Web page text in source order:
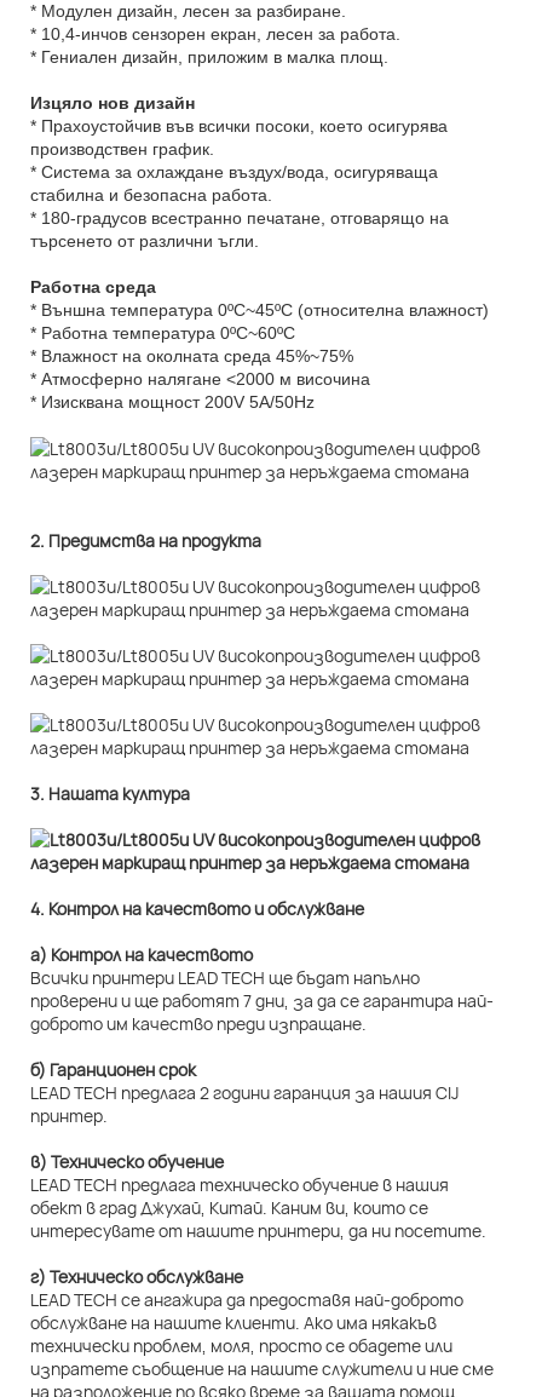
* Модулен дизайн, лесен за разбиране.
* 10,4-инчов сензорен екран, лесен за работа.
* Гениален дизайн, приложим в малка площ.
Изцяло нов дизайн
* Прахоустойчив във всички посоки, което осигурява
производствен график.
* Система за охлаждане въздух/вода, осигуряваща
стабилна и безопасна работа.
* 180-градусов всестранно печатане, отговарящо на
търсенето от различни ъгли.
Работна среда
* Външна температура 0ºC~45ºC (относителна влажност)
* Работна температура 0ºC~60ºC
* Влажност на околната среда 45%~75%
* Атмосферно налягане <2000 м височина
* Изисквана мощност 200V 5A/50Hz
2. Предимства на продукта
3. Нашата култура
4. Контрол на качеството и обслужване
а) Контрол на качеството
Всички принтери LEAD TECH ще бъдат напълно
проверени и ще работят 7 дни, за да се гарантира най-
доброто им качество преди изпращане.
б) Гаранционен срок
LEAD TECH предлага 2 години гаранция за нашия CIJ
принтер.
в) Техническо обучение
LEAD TECH предлага техническо обучение в нашия
обект в град Джухай, Китай. Каним ви, които се
интересувате от нашите принтери, да ни посетите.
г) Техническо обслужване
LEAD TECH се ангажира да предоставя най-доброто
обслужване на нашите клиенти. Ако има някакъв
технически проблем, моля, просто се обадете или
изпратете съобщение на нашите служители и ние сме
на разположение по всяко време за вашата помощ.